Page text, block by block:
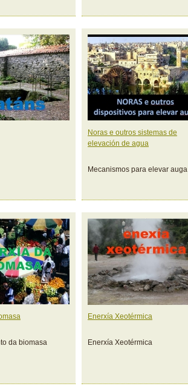
Noras e outros sistemas de
elevación de agua
Mecanismos para elevar auga
da biomasa
Enerxía Xeotérmica
Enerxía Xeotérmica